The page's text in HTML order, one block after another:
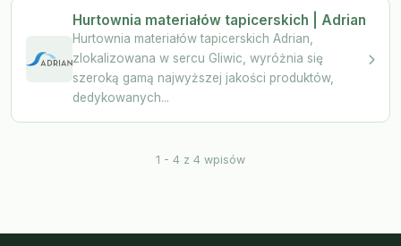
Hurtownia materiałów tapicerskich | Adrian
Hurtownia materiałów tapicerskich Adrian,
zlokalizowana w sercu Gliwic, wyróżnia się
szeroką gamą najwyższej jakości produktów,
dedykowanych...
1 - 4 z 4 wpisów